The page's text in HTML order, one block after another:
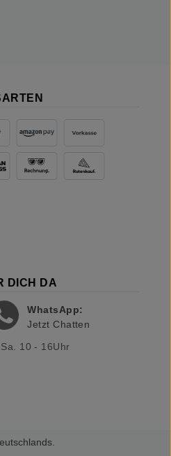
DICH DA
WhatsApp:
Jetzt Chatten
10 - 16Uhr